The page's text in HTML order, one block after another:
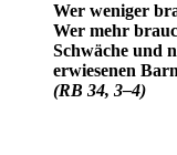
Wer weniger
Wer mehr
Schwäche und
erwiesenen
(RB 34, 3–4)